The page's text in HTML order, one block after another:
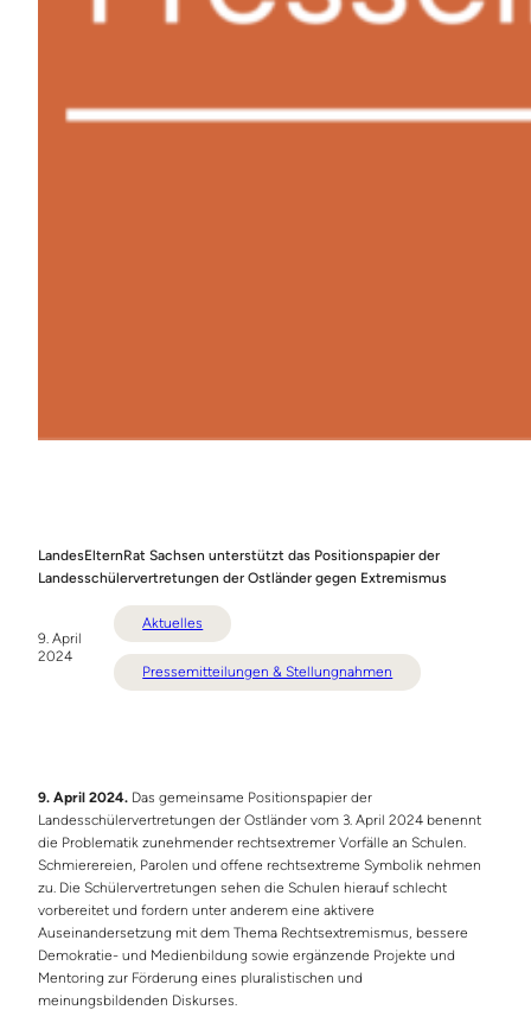
LandesElternRat Sachsen unterstützt das Positionspapier der
Landesschülervertretungen der Ostländer gegen Extremismus
9. April
2024
Aktuelles
Pressemitteilungen & Stellungnahmen
9. April 2024. Das gemeinsame Positionspapier der
Landesschülervertretungen der Ostländer vom 3. April 2024 benennt
die Problematik zunehmender rechtsextremer Vorfälle an Schulen.
Schmierereien, Parolen und offene rechtsextreme Symbolik nehmen
zu. Die Schülervertretungen sehen die Schulen hierauf schlecht
vorbereitet und fordern unter anderem eine aktivere
Auseinandersetzung mit dem Thema Rechtsextremismus, bessere
Demokratie- und Medienbildung sowie ergänzende Projekte und
Mentoring zur Förderung eines pluralistischen und
meinungsbildenden Diskurses.